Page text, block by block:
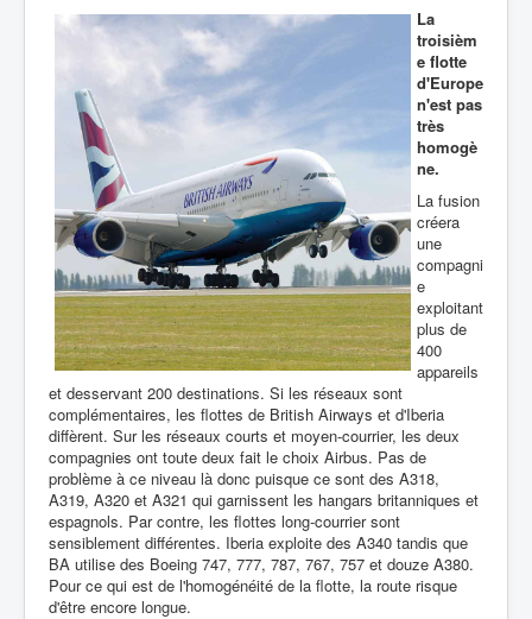
La
troisièm
e flotte
d'Europe
n'est pas
très
homogè
ne.
La fusion
créera
une
compagni
e
exploitant
plus de
400
appareils
et desservant 200 destinations. Si les réseaux sont
complémentaires, les flottes de British Airways et d'Iberia
diffèrent. Sur les réseaux courts et moyen-courrier, les deux
compagnies ont toute deux fait le choix Airbus. Pas de
problème à ce niveau là donc puisque ce sont des A318,
A319, A320 et A321 qui garnissent les hangars britanniques et
espagnols. Par contre, les flottes long-courrier sont
sensiblement différentes. Iberia exploite des A340 tandis que
BA utilise des Boeing 747, 777, 787, 767, 757 et douze A380.
Pour ce qui est de l'homogénéité de la flotte, la route risque
d'être encore longue.